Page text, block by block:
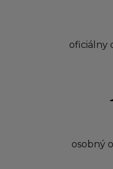
oficiálny
osobný